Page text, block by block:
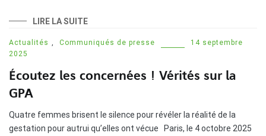
LIRE LA SUITE
Actualités Communiqués de presse
14 septembre
2025
Écoutez les concernées ! Vérités sur la
GPA
Quatre femmes brisent le silence pour révéler la réalité de la
gestation pour autrui qu’elles ont vécue Paris, le 4 octobre 2025